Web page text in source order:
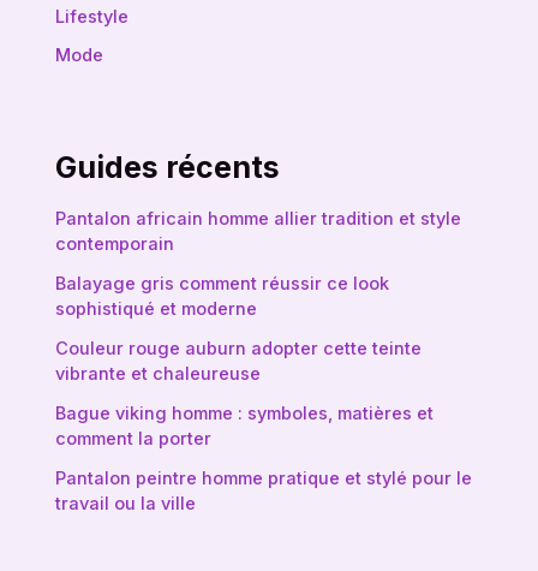
Lifestyle
Mode
Guides récents
Pantalon africain homme allier tradition et style
contemporain
Balayage gris comment réussir ce look
sophistiqué et moderne
Couleur rouge auburn adopter cette teinte
vibrante et chaleureuse
Bague viking homme : symboles, matières et
comment la porter
Pantalon peintre homme pratique et stylé pour le
travail ou la ville